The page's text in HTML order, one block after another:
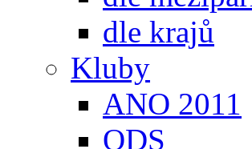
dle krajů
Kluby
ANO 2011
ODS